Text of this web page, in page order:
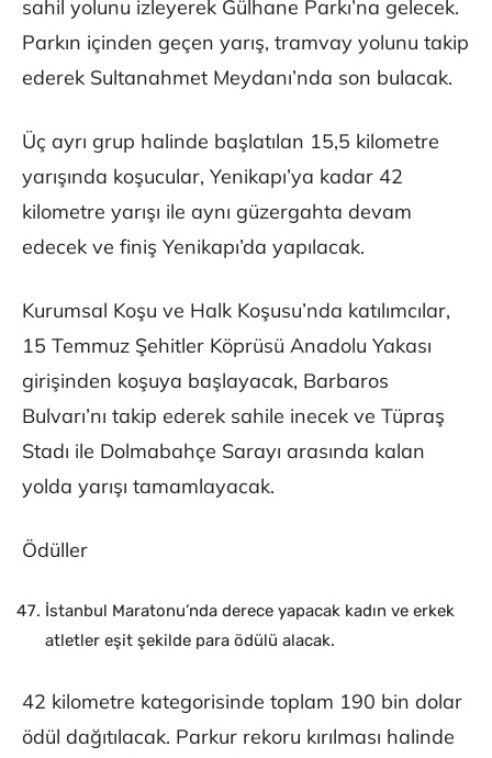
sahil yolunu izleyerek Gülhane Parkı’na gelecek.
Parkın içinden geçen yarış, tramvay yolunu takip
ederek Sultanahmet Meydanı’nda son bulacak.
Üç ayrı grup halinde başlatılan 15,5 kilometre
yarışında koşucular, Yenikapı’ya kadar 42
kilometre yarışı ile aynı güzergahta devam
edecek ve finiş Yenikapı’da yapılacak.
Kurumsal Koşu ve Halk Koşusu’nda katılımcılar,
15 Temmuz Şehitler Köprüsü Anadolu Yakası
girişinden koşuya başlayacak, Barbaros
Bulvarı’nı takip ederek sahile inecek ve Tüpraş
Stadı ile Dolmabahçe Sarayı arasında kalan
yolda yarışı tamamlayacak.
Ödüller
İstanbul Maratonu’nda derece yapacak kadın ve erkek
atletler eşit şekilde para ödülü alacak.
42 kilometre kategorisinde toplam 190 bin dolar
ödül dağıtılacak. Parkur rekoru kırılması halinde